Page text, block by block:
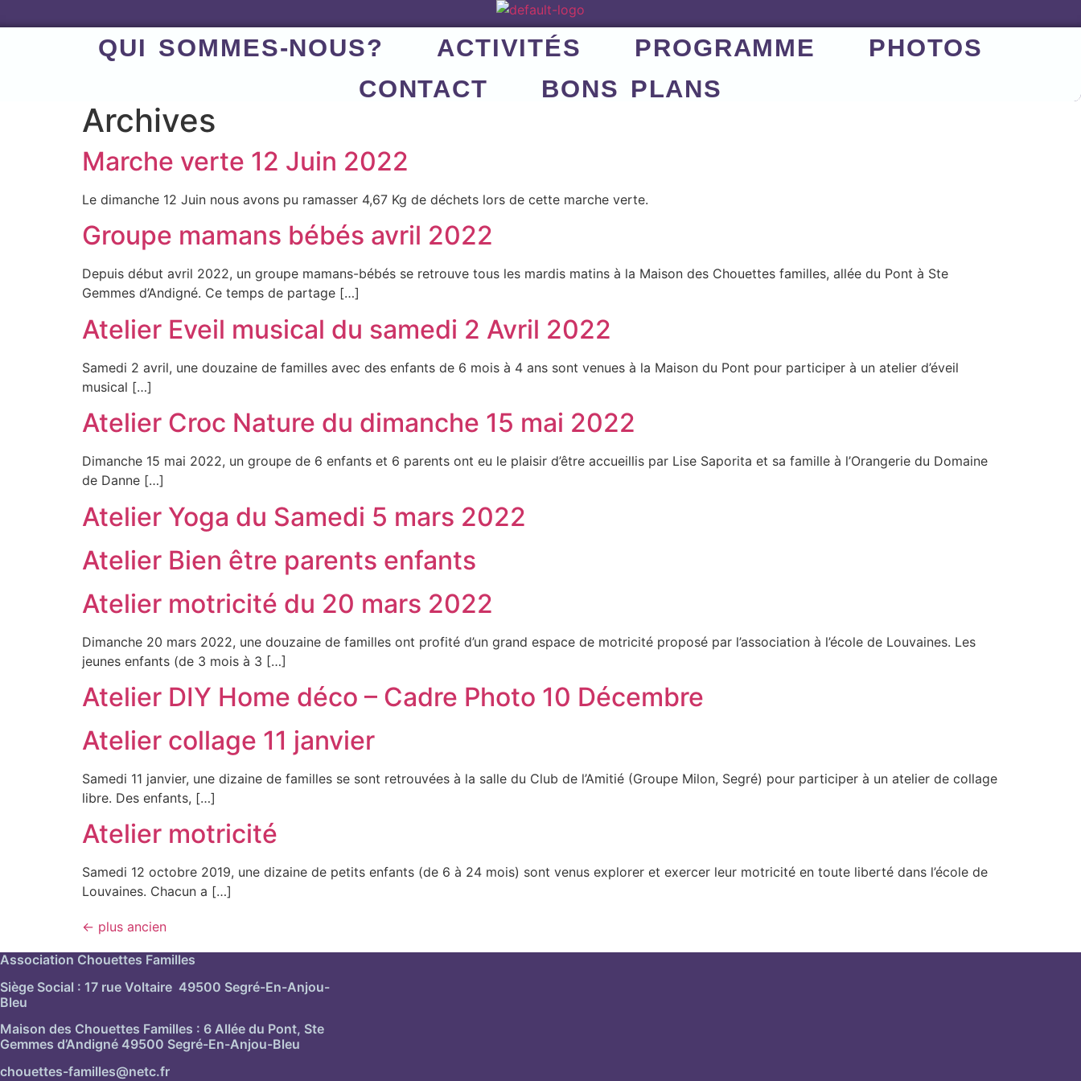
QUI SOMMES-NOUS? ACTIVITÉS PROGRAMME
PHOTOS
CONTACT
BONS PLANS
Archives
Marche verte 12 Juin 2022
Le dimanche 12 Juin nous avons pu ramasser 4,67 Kg de déchets lors de cette marche verte.
Groupe mamans bébés avril 2022
Depuis début avril 2022, un groupe mamans-bébés se retrouve tous les mardis matins à la Maison des Chouettes familles, allée du Pont à Ste
Gemmes d’Andigné. Ce temps de partage […]
Atelier Eveil musical du samedi 2 Avril 2022
Samedi 2 avril, une douzaine de familles avec des enfants de 6 mois à 4 ans sont venues à la Maison du Pont pour participer à un atelier d’éveil
musical […]
Atelier Croc Nature du dimanche 15 mai 2022
Dimanche 15 mai 2022, un groupe de 6 enfants et 6 parents ont eu le plaisir d’être accueillis par Lise Saporita et sa famille à l’Orangerie du Domaine
de Danne […]
Atelier Yoga du Samedi 5 mars 2022
Atelier Bien être parents enfants
Atelier motricité du 20 mars 2022
Dimanche 20 mars 2022, une douzaine de familles ont profité d’un grand espace de motricité proposé par l’association à l’école de Louvaines. Les
jeunes enfants (de 3 mois à 3 […]
Atelier DIY Home déco – Cadre Photo 10 Décembre
Atelier collage 11 janvier
Samedi 11 janvier, une dizaine de familles se sont retrouvées à la salle du Club de l’Amitié (Groupe Milon, Segré) pour participer à un atelier de collage
libre. Des enfants, […]
Atelier motricité
Samedi 12 octobre 2019, une dizaine de petits enfants (de 6 à 24 mois) sont venus explorer et exercer leur motricité en toute liberté dans l’école de
Louvaines. Chacun a […]
← plus ancien
Association Chouettes Familles
Siège Social : 17 rue Voltaire 49500 Segré-En-Anjou-
Bleu
Maison des Chouettes Familles : 6 Allée du Pont, Ste
Gemmes d’Andigné 49500 Segré-En-Anjou-Bleu
chouettes-familles@netc.fr